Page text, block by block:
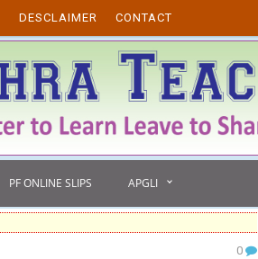
DESCLAIMER CONTACT
PF ONLINE SLIPS APGLI
0